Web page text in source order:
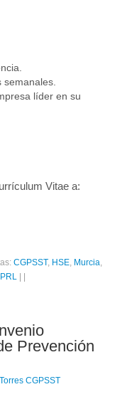
de Datos
líder en su
Vitae a:
CGPSST, HSE Murcia
| |
Prevención
CGPSST